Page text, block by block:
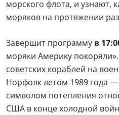
Где:Музей
Когда:26 июля
Цена билетов:
событие нужна
регистрация